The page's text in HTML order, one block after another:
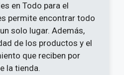
en Todo para el
permite encontrar todo
solo lugar. Además,
de los productos y el
que reciben por
la tienda.